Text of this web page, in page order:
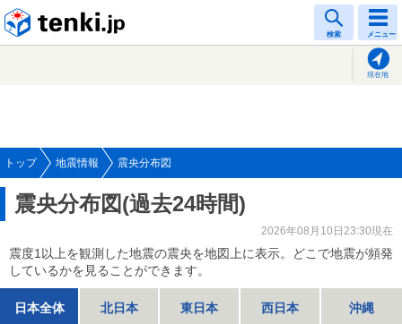
検索 メニュー
現在地
トップ 地震情報 震央分布図
震央分布図(過去24時間)
2026年08月10日23:30現在
震度1以上を観測した地震の震央を地図上に表示。どこで地震が頻発
しているかを見ることができます。
日本全体 北日本 東日本 西日本 沖縄